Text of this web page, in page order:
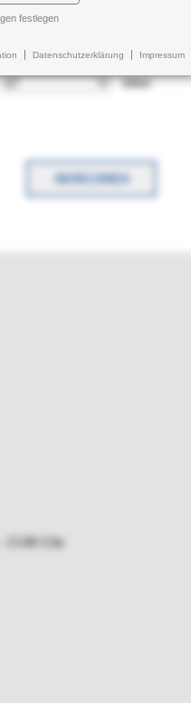
festlegen
Datenschutzerklärung Impressum
Jahre
15:00 Uhr